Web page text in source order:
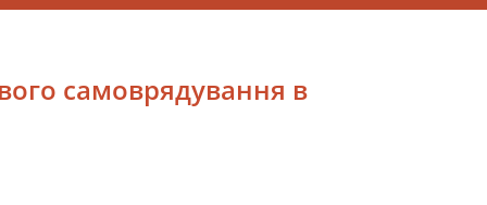
самоврядування в